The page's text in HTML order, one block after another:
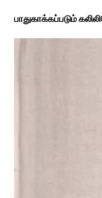
பாதுகாக்கப்படும்